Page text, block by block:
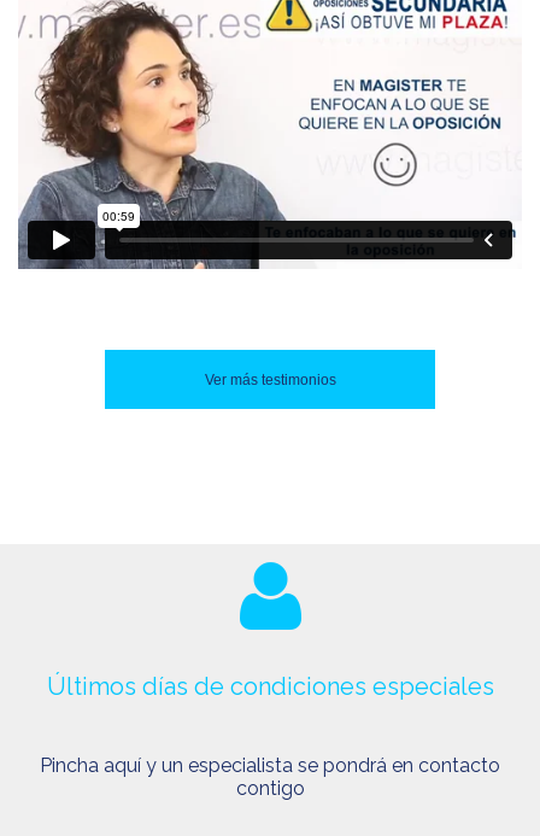
Ver más testimonios
Últimos días de condiciones especiales
Pincha aquí y un especialista se pondrá en contacto
contigo